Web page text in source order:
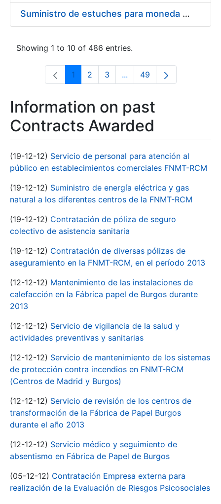
Suministro de estuches para moneda de 30 €
Showing 1 to 10 of 486 entries.
Page
1 Page
2 Page
3 ...Intermediate Pages Use
Page
49
Information on past
Contracts Awarded
(19-12-12) Servicio de personal para atención al
público en establecimientos comerciales FNMT-RCM
(19-12-12) Suministro de energía eléctrica y gas
natural a los diferentes centros de la FNMT-RCM
(19-12-12) Contratación de póliza de seguro
colectivo de asistencia sanitaria
(19-12-12) Contratación de diversas pólizas de
aseguramiento en la FNMT-RCM, en el período 2013
(12-12-12) Mantenimiento de las instalaciones de
calefacción en la Fábrica papel de Burgos durante
2013
(12-12-12) Servicio de vigilancia de la salud y
actividades preventivas y sanitarias
(12-12-12) Servicio de mantenimiento de los sistemas
de protección contra incendios en FNMT-RCM
(Centros de Madrid y Burgos)
(12-12-12) Servicio de revisión de los centros de
transformación de la Fábrica de Papel Burgos
durante el año 2013
(12-12-12) Servicio médico y seguimiento de
absentismo en Fábrica de Papel de Burgos
(05-12-12) Contratación Empresa externa para
realización de la Evaluación de Riesgos Psicosociales